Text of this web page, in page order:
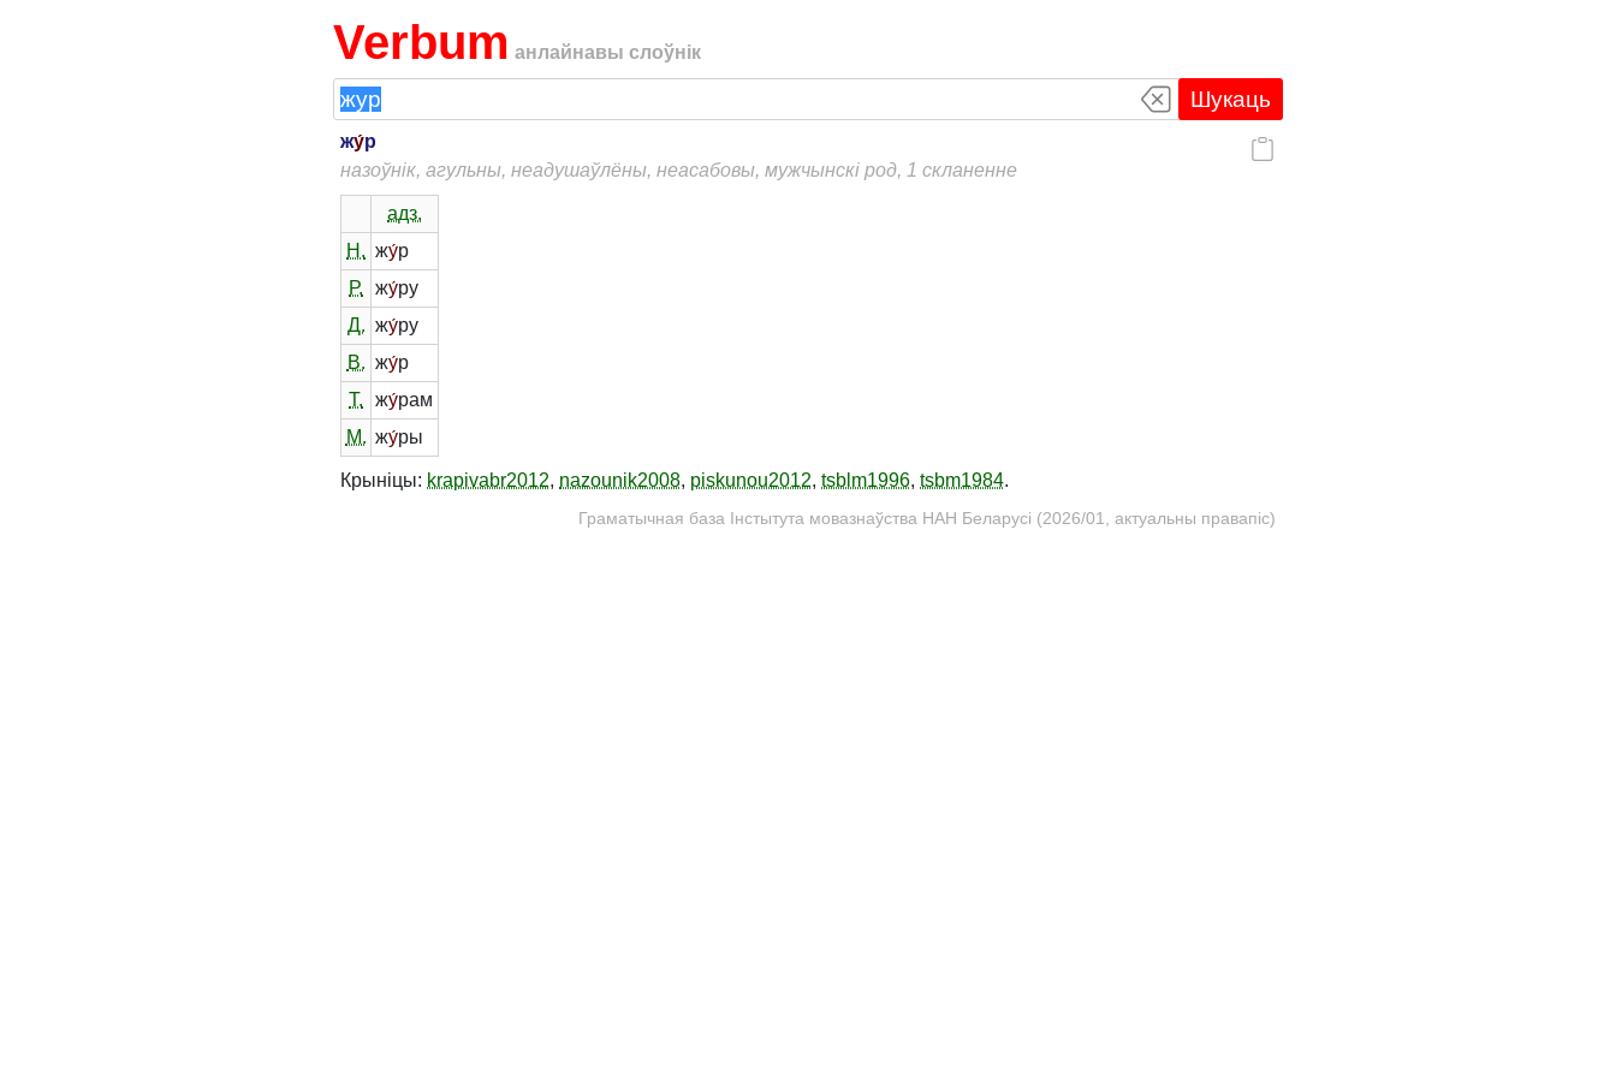
Verbum анлайнавы слоўнік
Шукаць
жу́р
назоўнік, агульны, неадушаўлёны, неасабовы, мужчынскі род, 1 скланенне
адз.
Н. жу́р
Р.
жу́ру
Д. жу́ру
В. жу́р
Т.
жу́рам
М. жу́ры
Крыніцы: krapivabr2012, nazounik2008, piskunou2012, tsblm1996, tsbm1984.
Граматычная база Інстытута мовазнаўства НАН Беларусі (2026/01, актуальны правапіс)